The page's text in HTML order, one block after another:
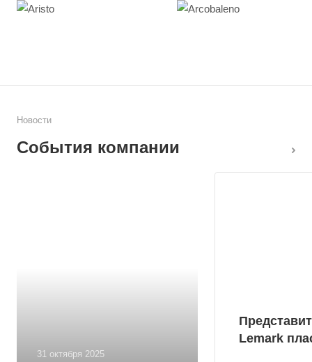
Новости
События компании
31 октября 2025
Lemark